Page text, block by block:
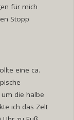
für mich
Stopp
eine ca.
die halbe
ich das Zelt